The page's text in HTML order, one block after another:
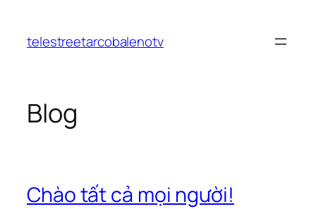
phầntelestreetarcobalenotv
Blog
Chào tất cả mọi người!